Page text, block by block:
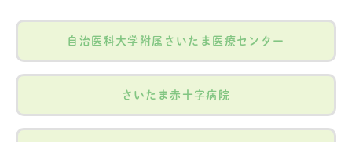
自治医科大学附属さいたま医療センター
さいたま赤十字病院